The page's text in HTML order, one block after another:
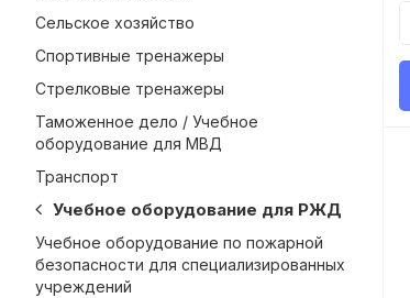
Сельское хозяйство
Спортивные тренажеры
Стрелковые тренажеры
Таможенное дело / Учебное
оборудование для МВД
Транспорт
Учебное оборудование для РЖД
Учебное оборудование по пожарной
безопасности для специализированных
учреждений